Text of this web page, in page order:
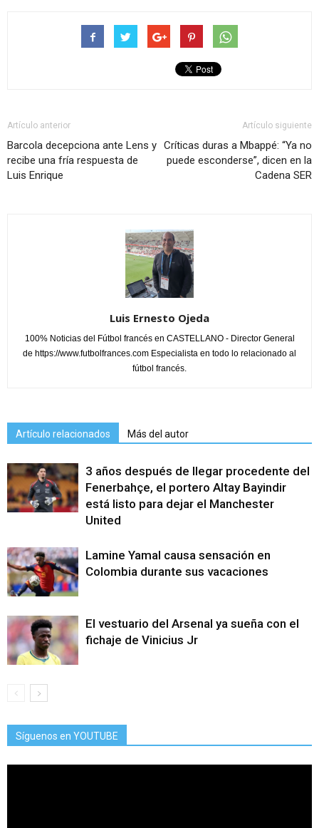
Artículo anterior
Barcola decepciona ante Lens y
recibe una fría respuesta de
Luis Enrique
Artículo siguiente
Críticas duras a Mbappé: “Ya no
puede esconderse”, dicen en la
Cadena SER
Luis Ernesto Ojeda
100% Noticias del Fútbol francés en CASTELLANO - Director General
de https://www.futbolfrances.com Especialista en todo lo relacionado al
fútbol francés.
Artículo relacionados Más del autor
3 años después de llegar procedente del
Fenerbahçe, el portero Altay Bayindir
está listo para dejar el Manchester
United
Lamine Yamal causa sensación en
Colombia durante sus vacaciones
El vestuario del Arsenal ya sueña con el
fichaje de Vinicius Jr
Síguenos en YOUTUBE